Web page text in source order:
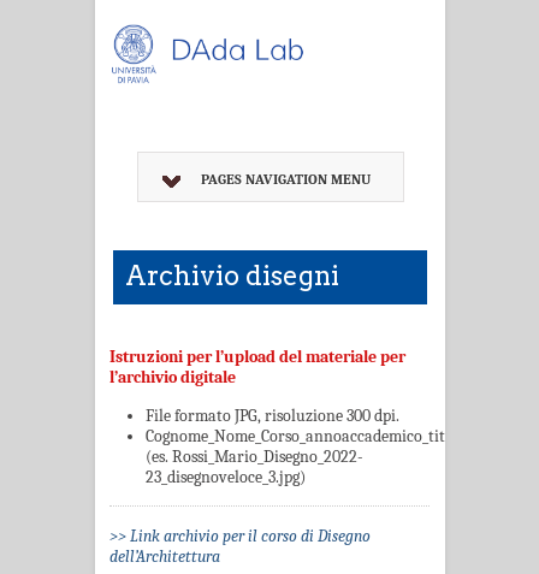
PAGES NAVIGATION MENU
Archivio disegni
Istruzioni per l’upload del materiale per
l’archivio digitale
File formato JPG, risoluzione 300 dpi.
(es. Rossi_Mario_Disegno_2022-
23_disegnoveloce_3.jpg)
>> Link archivio per il corso di Disegno
dell’Architettura